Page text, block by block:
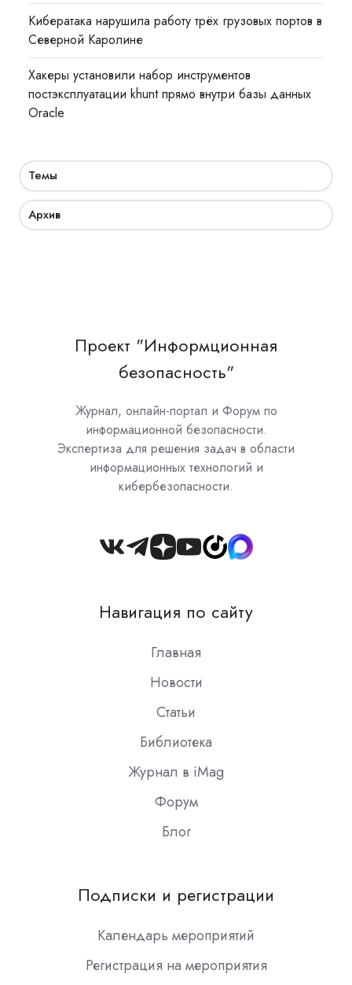
Кибератака нарушила работу трёх грузовых портов в
Северной Каролине
Хакеры установили набор инструментов
постэксплуатации khunt прямо внутри базы данных
Oracle
Темы
Архив
Проект "Информционная
безопасность"
Журнал, онлайн-портал и Форум по
информационной безопасности.
Экспертиза для решения задач в области
информационных технологий и
кибербезопасности.
Join
Slack
Навигация по сайту
Главная
Новости
Статьи
Библиотека
Журнал в iMag
Форум
Блог
Подписки и регистрации
Календарь мероприятий
Регистрация на мероприятия